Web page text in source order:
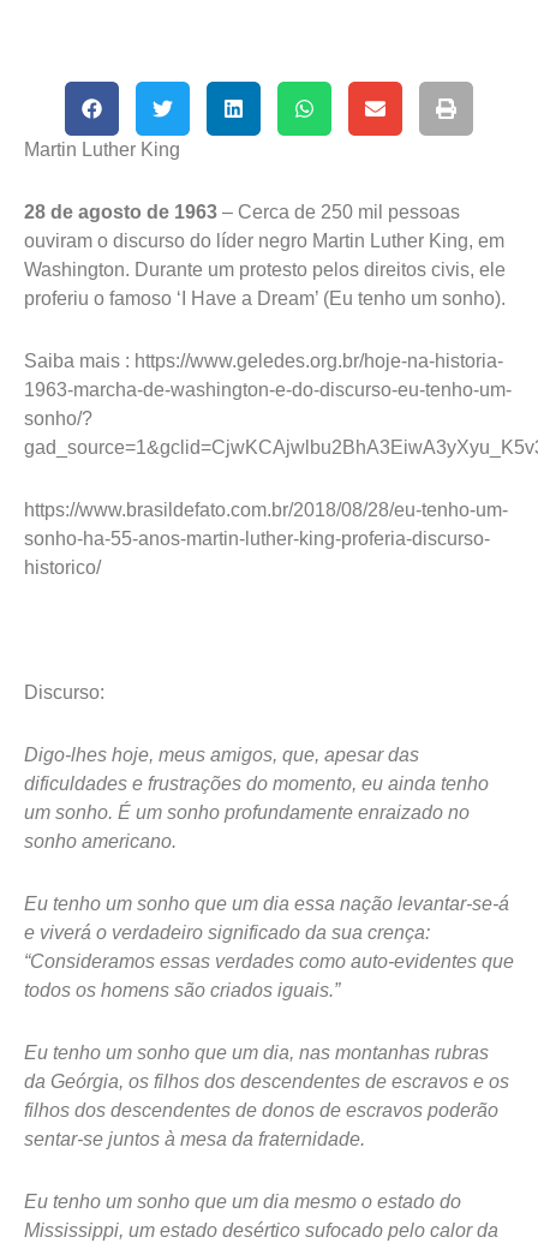
Martin Luther King
28 de agosto de 1963 – Cerca de 250 mil pessoas
ouviram o discurso do líder negro Martin Luther King, em
Washington. Durante um protesto pelos direitos civis, ele
proferiu o famoso ‘I Have a Dream’ (Eu tenho um sonho).
Saiba mais : https://www.geledes.org.br/hoje-na-historia-
1963-marcha-de-washington-e-do-discurso-eu-tenho-um-
sonho/?
https://www.brasildefato.com.br/2018/08/28/eu-tenho-um-
sonho-ha-55-anos-martin-luther-king-proferia-discurso-
historico/
Discurso:
Digo-lhes hoje, meus amigos, que, apesar das
dificuldades e frustrações do momento, eu ainda tenho
um sonho. É um sonho profundamente enraizado no
sonho americano.
Eu tenho um sonho que um dia essa nação levantar-se-á
e viverá o verdadeiro significado da sua crença:
“Consideramos essas verdades como auto-evidentes que
todos os homens são criados iguais.”
Eu tenho um sonho que um dia, nas montanhas rubras
da Geórgia, os filhos dos descendentes de escravos e os
filhos dos descendentes de donos de escravos poderão
sentar-se juntos à mesa da fraternidade.
Eu tenho um sonho que um dia mesmo o estado do
Mississippi, um estado desértico sufocado pelo calor da